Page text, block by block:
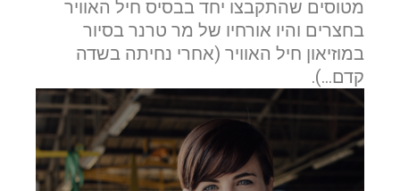
מטוסים שהתקבצו יחד בבסיס חיל האוויר
בחצרים והיו אורחיו של מר טרנר בסיור
במוזיאון חיל האוויר (אחרי נחיתה בשדה
קדם…).